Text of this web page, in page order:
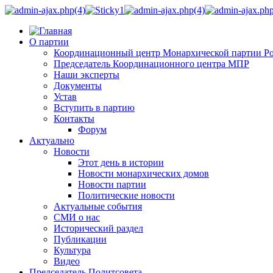
О партии
Координационный центр Монархической партии
Председатель Координационного центра МПР
Наши эксперты
Документы
Устав
Вступить в партию
Контакты
Форум
Актуально
Новости
Этот день в истории
Новости монархических домов
Новости партии
Политические новости
Актуальные события
СМИ о нас
Исторический раздел
Публикации
Культура
Видео